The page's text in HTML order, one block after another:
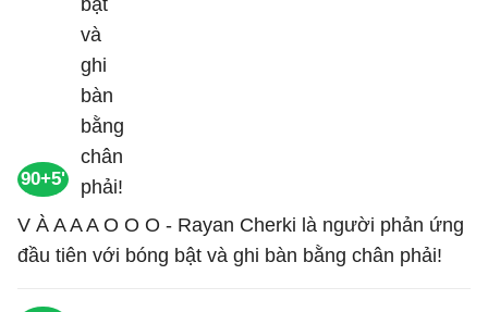
90+5'
V À A A A O O O - Rayan Cherki là người phản ứng
đầu tiên với bóng bật và ghi bàn bằng chân phải!